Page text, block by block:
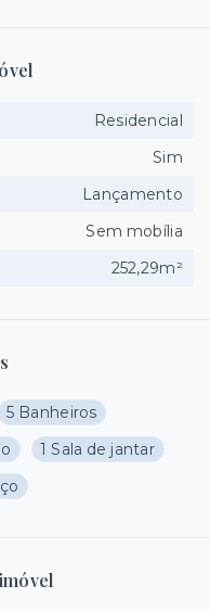
5 Banheiros
1 Sala de jantar
Residencial
Sim
Lançamento
Sem mobília
252,29m²